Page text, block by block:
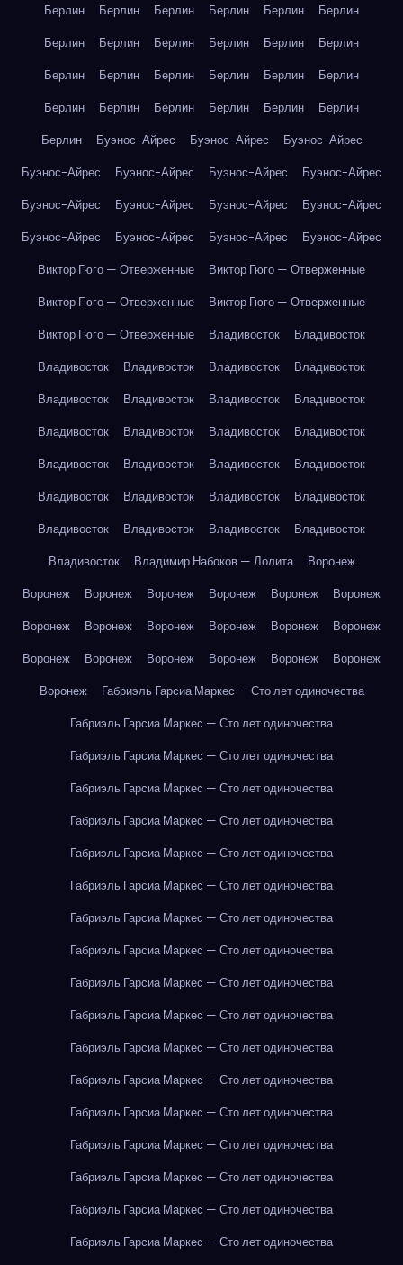
Берлин Берлин Берлин Берлин Берлин
Берлин
Берлин
Берлин Берлин Берлин Берлин
Берлин
Берлин
Берлин Берлин Берлин Берлин
Берлин
Берлин
Берлин Берлин Берлин Берлин
Берлин
Берлин
Буэнос-Айрес Буэнос-Айрес
Буэнос-Айрес
Буэнос-Айрес
Буэнос-Айрес Буэнос-Айрес
Буэнос-Айрес
Буэнос-Айрес
Буэнос-Айрес Буэнос-Айрес
Буэнос-Айрес
Буэнос-Айрес
Буэнос-Айрес Буэнос-Айрес
Буэнос-Айрес
Виктор Гюго — Отверженные
Виктор Гюго — Отверженные
Виктор Гюго — Отверженные
Виктор Гюго — Отверженные
Виктор Гюго — Отверженные
Владивосток
Владивосток
Владивосток
Владивосток Владивосток
Владивосток
Владивосток
Владивосток Владивосток
Владивосток
Владивосток
Владивосток Владивосток
Владивосток
Владивосток
Владивосток Владивосток
Владивосток
Владивосток
Владивосток Владивосток
Владивосток
Владивосток
Владивосток Владивосток
Владивосток
Владивосток
Владимир Набоков — Лолита
Воронеж
Воронеж
Воронеж Воронеж Воронеж Воронеж
Воронеж
Воронеж
Воронеж Воронеж Воронеж Воронеж
Воронеж
Воронеж
Воронеж Воронеж Воронеж Воронеж
Воронеж
Воронеж
Габриэль Гарсиа Маркес — Сто лет одиночества
Габриэль Гарсиа Маркес — Сто лет одиночества
Габриэль Гарсиа Маркес — Сто лет одиночества
Габриэль Гарсиа Маркес — Сто лет одиночества
Габриэль Гарсиа Маркес — Сто лет одиночества
Габриэль Гарсиа Маркес — Сто лет одиночества
Габриэль Гарсиа Маркес — Сто лет одиночества
Габриэль Гарсиа Маркес — Сто лет одиночества
Габриэль Гарсиа Маркес — Сто лет одиночества
Габриэль Гарсиа Маркес — Сто лет одиночества
Габриэль Гарсиа Маркес — Сто лет одиночества
Габриэль Гарсиа Маркес — Сто лет одиночества
Габриэль Гарсиа Маркес — Сто лет одиночества
Габриэль Гарсиа Маркес — Сто лет одиночества
Габриэль Гарсиа Маркес — Сто лет одиночества
Габриэль Гарсиа Маркес — Сто лет одиночества
Габриэль Гарсиа Маркес — Сто лет одиночества
Габриэль Гарсиа Маркес — Сто лет одиночества